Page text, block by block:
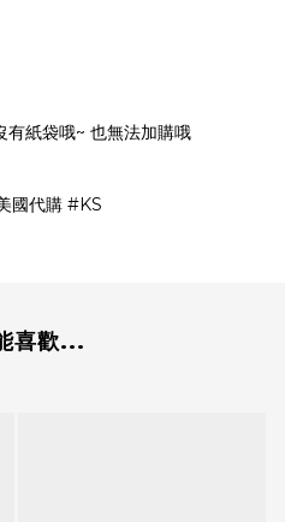
有紙袋哦~ 也無法加購哦
國代購 #KS
喜歡...